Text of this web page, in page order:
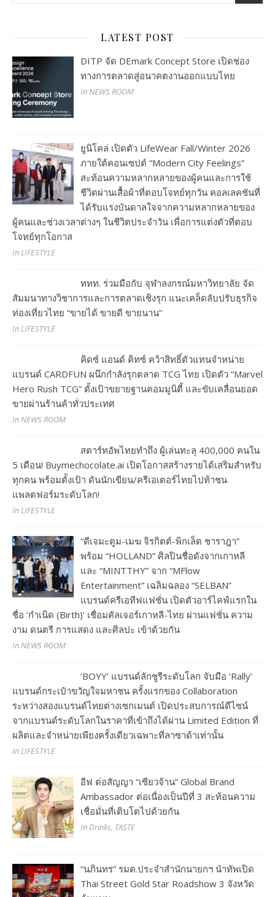
LATEST POST
DITP จัด DEmark Concept Store เปิดช่อง
ทางการตลาดสู่อนาคตงานออกแบบไทย
In NEWS ROOM
ยูนิโคล่ เปิดตัว LifeWear Fall/Winter 2026
ภายใต้คอนเซปต์ “Modern City Feelings”
สะท้อนความหลากหลายของผู้คนและการใช้
ชีวิตผ่านเสื้อผ้าที่ตอบโจทย์ทุกวัน คอลเลคชันที่
ได้รับแรงบันดาลใจจากความหลากหลายของ
ผู้คนและช่วงเวลาต่างๆ ในชีวิตประจำวัน เพื่อการแต่งตัวที่ตอบ
โจทย์ทุกโอกาส
In LIFESTYLE
ททท. ร่วมมือกับ จุฬาลงกรณ์มหาวิทยาลัย จัด
สัมมนาทางวิชาการและการตลาดเชิงรุก แนะเคล็ดลับปรับธุรกิจ
ท่องเที่ยวไทย “ขายได้ ขายดี ขายนาน”
In LIFESTYLE
คิดซ์ แอนด์ คิทซ์ คว้าสิทธิ์ตัวแทนจำหน่าย
แบรนด์ CARDFUN ผนึกกำลังรุกตลาด TCG ไทย เปิดตัว “Marvel
Hero Rush TCG” ตั้งเป้าขยายฐานคอมมูนิตี้ และขับเคลื่อนยอด
ขายผ่านร้านค้าทั่วประเทศ
In NEWS ROOM
สตาร์ทอัพไทยทำถึง ผู้เล่นทะลุ 400,000 คนใน
5 เดือน! Buymechocolate.ai เปิดโอกาสสร้างรายได้เสริมสำหรับ
ทุกคน พร้อมตั้งเป้า ดันนักเขียน/ครีเอเตอร์ไทยไปท้าชน
แพลตฟอร์มระดับโลก!
In LIFESTYLE
“ดีเจมะตูม-เมฆ จิรกิตต์-พิกเล็ต ชาราฎา”
พร้อม “HOLLAND” ศิลปินชื่อดังจากเกาหลี
และ “MINTTHY” จาก “MFlow
Entertainment” เฉลิมฉลอง “SELBAN”
แบรนด์ครีเอทีฟแฟชั่น เปิดตัวอาร์ไคฟ์แรกใน
ชื่อ ‘กำเนิด (Birth)’ เชื่อมคัลเจอร์เกาหลี-ไทย ผ่านแฟชั่น ความ
งาม ดนตรี การแสดง และศิลปะ เข้าด้วยกัน
In NEWS ROOM
‘BOYY’ แบรนด์ลักชูรีระดับโลก จับมือ ‘Rally’
แบรนด์กระเป๋าขวัญใจมหาชน ครั้งแรกของ Collaboration
ระหว่างสองแบรนด์ไทยต่างเซกเมนต์ เปิดประสบการณ์ดีไซน์
จากแบรนด์ระดับโลกในราคาที่เข้าถึงได้ผ่าน Limited Edition ที่
ผลิตและจำหน่ายเพียงครั้งเดียวเฉพาะที่ลาซาด้าเท่านั้น
In LIFESTYLE
อีฟ ต่อสัญญา “เซียวจ้าน” Global Brand
Ambassador ต่อเนื่องเป็นปีที่ 3 สะท้อนความ
เชื่อมั่นที่เติบโตไปด้วยกัน
In Drinks, TASTE
“นภินทร” รมต.ประจำสำนักนายกฯ นำทัพเปิด
Thai Street Gold Star Roadshow 3 จังหวัด